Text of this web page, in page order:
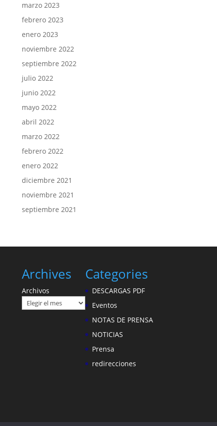
marzo 2023
febrero 2023
enero 2023
noviembre 2022
septiembre 2022
julio 2022
junio 2022
mayo 2022
abril 2022
marzo 2022
febrero 2022
enero 2022
diciembre 2021
noviembre 2021
septiembre 2021
Archives
Archivos
Categories
DESCARGAS PDF
Eventos
NOTAS DE PRENSA
NOTICIAS
Prensa
redirecciones